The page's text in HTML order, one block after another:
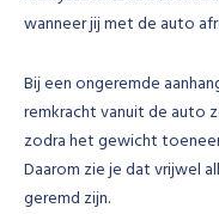
wanneer jij met de auto
Bij een ongeremde
remkracht vanuit de auto
zodra het gewicht
Daarom zie je dat vrijwel
geremd zijn.